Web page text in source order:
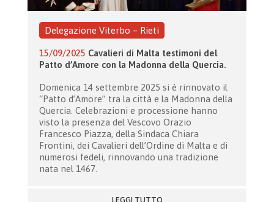
Delegazione Viterbo – Rieti
15/09/2025 Cavalieri di Malta testimoni del
Patto d’Amore con la Madonna della Quercia.
Domenica 14 settembre 2025 si è rinnovato il
“Patto d’Amore” tra la città e la Madonna della
Quercia. Celebrazioni e processione hanno
visto la presenza del Vescovo Orazio
Francesco Piazza, della Sindaca Chiara
Frontini, dei Cavalieri dell’Ordine di Malta e di
numerosi fedeli, rinnovando una tradizione
nata nel 1467.
LEGGI TUTTO